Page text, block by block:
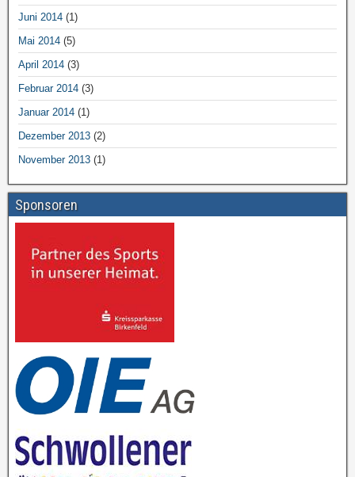
Juni 2014 (1)
Mai 2014 (5)
April 2014 (3)
Februar 2014 (3)
Januar 2014 (1)
Dezember 2013 (2)
November 2013 (1)
Sponsoren